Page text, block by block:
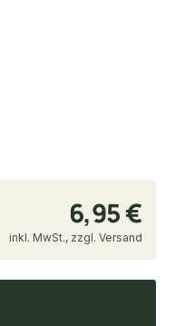
6,95 €
inkl. MwSt., zzgl. Versand